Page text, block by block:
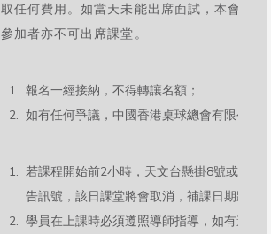
取任何費用。如當天未能出席面試，本會恕
參加者亦不可出席課堂。
報名一經接納，不得轉讓名額；
如有任何爭議，中國香港桌球總會有限公司
若課程開始前2小時，天文台懸掛8號或以上
告訊號，該日課堂將會取消，補課日期將另
學員在上課時必須遵照導師指導，如有違規